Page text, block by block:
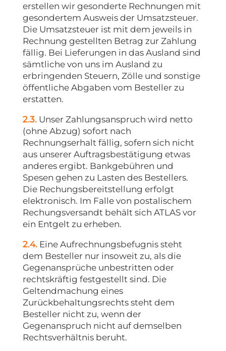
erstellen wir gesonderte Rechnungen mit
gesondertem Ausweis der Umsatzsteuer.
Die Umsatzsteuer ist mit dem jeweils in
Rechnung gestellten Betrag zur Zahlung
fällig. Bei Lieferungen in das Ausland sind
sämtliche von uns im Ausland zu
erbringenden Steuern, Zölle und sonstige
öffentliche Abgaben vom Besteller zu
erstatten.
2.3. Unser Zahlungsanspruch wird netto
(ohne Abzug) sofort nach
Rechnungserhalt fällig, sofern sich nicht
aus unserer Auftragsbestätigung etwas
anderes ergibt. Bankgebühren und
Spesen gehen zu Lasten des Bestellers.
Die Rechungsbereitstellung erfolgt
elektronisch. Im Falle von postalischem
Rechungsversandt behält sich ATLAS vor
ein Entgelt zu erheben.
2.4. Eine Aufrechnungsbefugnis steht
dem Besteller nur insoweit zu, als die
Gegenansprüche unbestritten oder
rechtskräftig festgestellt sind. Die
Geltendmachung eines
Zurückbehaltungsrechts steht dem
Besteller nicht zu, wenn der
Gegenanspruch nicht auf demselben
Rechtsverhältnis beruht.